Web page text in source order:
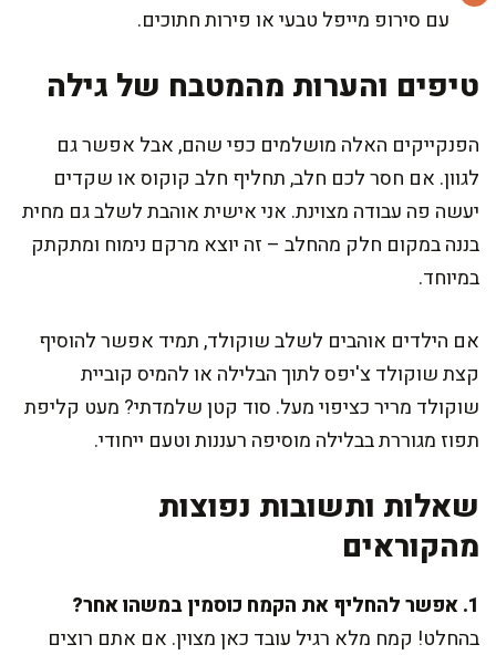
עם סירופ מייפל טבעי או פירות חתוכים.
טיפים והערות מהמטבח של גילה
הפנקייקים האלה מושלמים כפי שהם, אבל אפשר גם
לגוון. אם חסר לכם חלב, תחליף חלב קוקוס או שקדים
יעשה פה עבודה מצוינת. אני אישית אוהבת לשלב גם מחית
בננה במקום חלק מהחלב – זה יוצא מרקם נימוח ומתקתק
במיוחד.
אם הילדים אוהבים לשלב שוקולד, תמיד אפשר להוסיף
קצת שוקולד צ'יפס לתוך הבלילה או להמיס קוביית
שוקולד מריר כציפוי מעל. סוד קטן שלמדתי? מעט קליפת
תפוז מגוררת בבלילה מוסיפה רעננות וטעם ייחודי.
שאלות ותשובות נפוצות
מהקוראים
1. אפשר להחליף את הקמח כוסמין במשהו אחר?
בהחלט! קמח מלא רגיל עובד כאן מצוין. אם אתם רוצים